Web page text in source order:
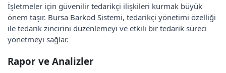
İşletmeler için güvenilir tedarikçi ilişkileri kurmak büyük
önem taşır. Bursa Barkod Sistemi, tedarikçi yönetimi özelliği
ile tedarik zincirini düzenlemeyi ve etkili bir tedarik süreci
yönetmeyi sağlar.
Rapor ve Analizler